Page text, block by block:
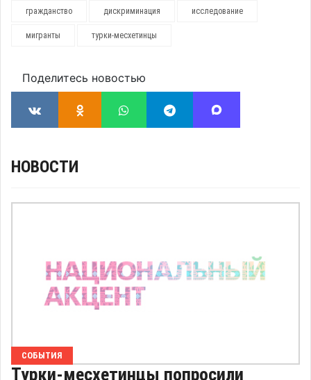
гражданство дискриминация исследование
мигранты турки-месхетинцы
Поделитесь новостью
НОВОСТИ
СОБЫТИЯ
Турки-месхетинцы попросили